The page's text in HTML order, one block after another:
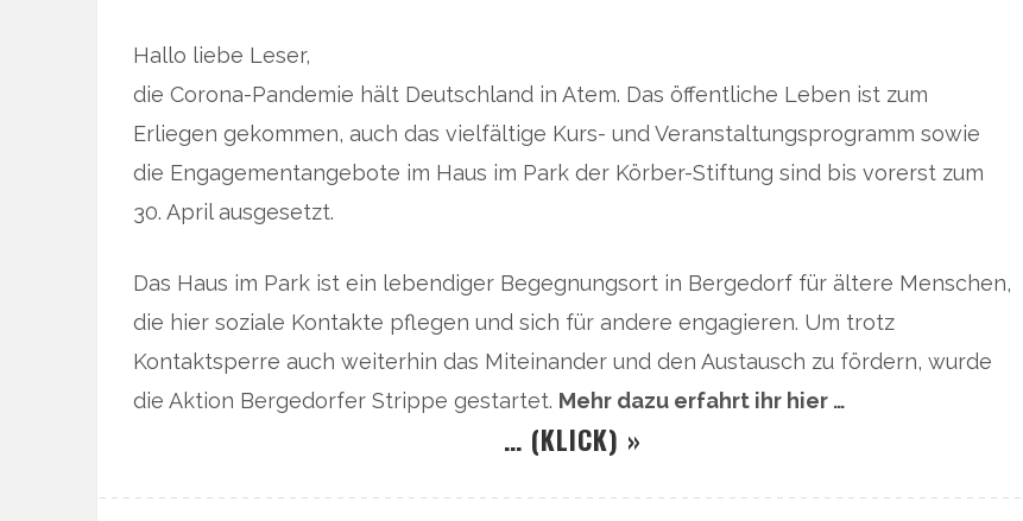
Hallo liebe Leser,
die Corona-Pandemie hält Deutschland in Atem. Das öffentliche Leben ist zum
Erliegen gekommen, auch das vielfältige Kurs- und Veranstaltungsprogramm sowie
die Engagementangebote im Haus im Park der Körber-Stiftung sind bis vorerst zum
30. April ausgesetzt.
Das Haus im Park ist ein lebendiger Begegnungsort in Bergedorf für ältere Menschen,
die hier soziale Kontakte pflegen und sich für andere engagieren. Um trotz
Kontaktsperre auch weiterhin das Miteinander und den Austausch zu fördern, wurde
die Aktion Bergedorfer Strippe gestartet. Mehr dazu erfahrt ihr hier …
… (KLICK) »